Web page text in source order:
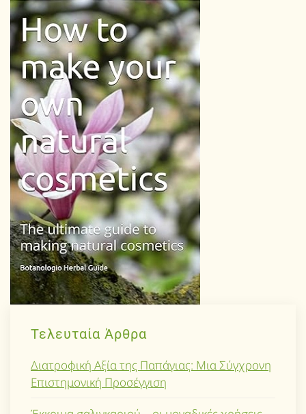
Τελευταία Άρθρα
Διατροφική Αξία της Παπάγιας: Μια Σύγχρονη
Επιστημονική Προσέγγιση